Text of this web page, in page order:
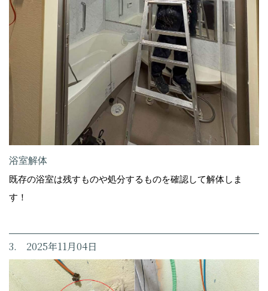
浴室解体
既存の浴室は残すものや処分するものを確認して解体しま
す！
3. 2025年11月04日